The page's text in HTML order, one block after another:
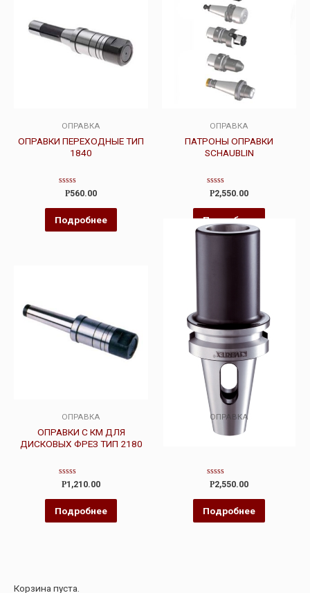
ОПРАВКА
ОПРАВКИ ПЕРЕХОДНЫЕ ТИП
1840
Оценка
из
Р560.00
Подробнее
ОПРАВКА
ПАТРОНЫ ОПРАВКИ
SCHAUBLIN
Оценка
из
Р2,550.00
Подробнее
ОПРАВКА
ОПРАВКИ С КМ ДЛЯ
ДИСКОВЫХ ФРЕЗ ТИП 2180
Оценка
из
Р1,210.00
Подробнее
ОПРАВКА
ПАТРОНЫ ОПРАВКИ VERTEX
Оценка
из
Р2,550.00
Подробнее
Корзина пуста.